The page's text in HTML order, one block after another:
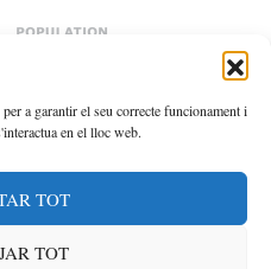
a garantir el seu correcte funcionament i
en el lloc web.
TOT
TOT